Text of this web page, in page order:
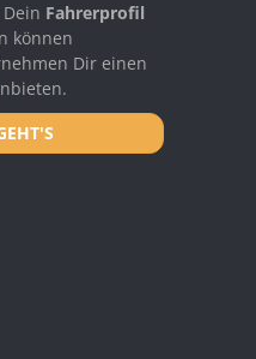
Fahrerprofil
können
Dir einen